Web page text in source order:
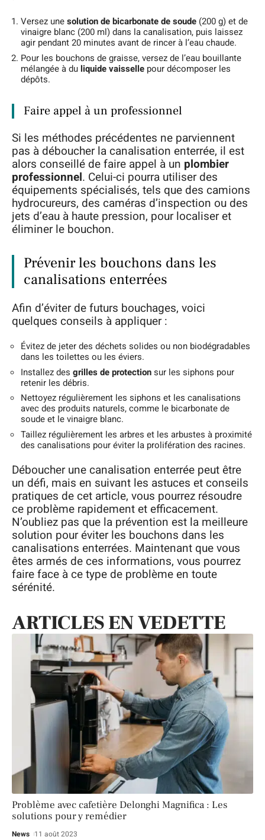
Versez unesolution de bicarbonate de soude (200 g) et de
vinaigre blanc (200 ml) dans la canalisation, puis laissez
agir pendant 20 minutes avant de rincer à l’eau chaude.
Pour les bouchons de graisse, versez de l’eau bouillante
mélangée à du liquide vaisselle pour décomposer les
dépôts.
Faire appel à un professionnel
Si les méthodes précédentes ne parviennent
pas à déboucher la canalisation enterrée, il est
alors conseillé de faire appel à un plombier
professionnel. Celui-ci pourra utiliser des
équipements spécialisés, tels que des camions
hydrocureurs, des caméras d’inspection ou des
jets d’eau à haute pression, pour localiser et
éliminer le bouchon.
Prévenir les bouchons dans les
canalisations enterrées
Afin d’éviter de futurs bouchages, voici
quelques conseils à appliquer :
Évitez de jeter des déchets solides ou non biodégradables
dans les toilettes ou les éviers.
Installez des grilles de protectionsur les siphons pour
retenir les débris.
Nettoyez régulièrement les siphons et les canalisations
avec des produits naturels, comme le bicarbonate de
soude et le vinaigre blanc.
Taillez régulièrement les arbres et les arbustes à proximité
des canalisations pour éviter la prolifération des racines.
Déboucher une canalisation enterrée peut être
un défi, mais en suivant les astuces et conseils
pratiques de cet article, vous pourrez résoudre
ce problème rapidement et efficacement.
N’oubliez pas que la prévention est la meilleure
solution pour éviter les bouchons dans les
canalisations enterrées. Maintenant que vous
êtes armés de ces informations, vous pourrez
faire face à ce type de problème en toute
sérénité.
ARTICLES EN VEDETTE
Problème avec cafetière Delonghi Magnifica : Les
solutions pour y remédier
News 11 août 2023